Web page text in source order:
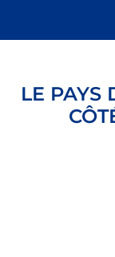
LE PAYS